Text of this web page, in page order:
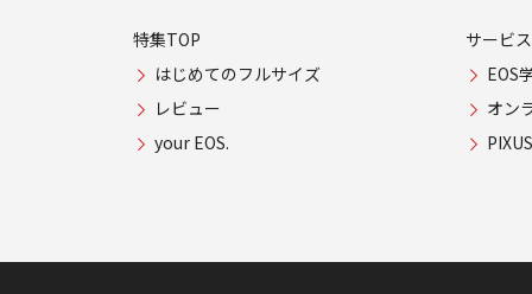
特集TOP
はじめてのフルサイズ
レビュー
your EOS.
サービ
EOS
オン